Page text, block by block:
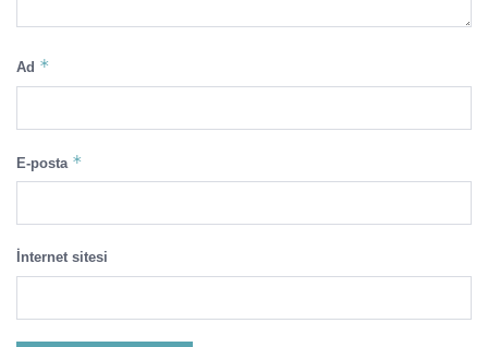
Ad *
E-posta *
İnternet sitesi